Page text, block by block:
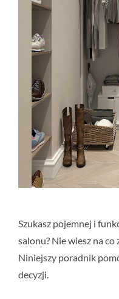
Szukasz pojemnej i
salonu? Nie wiesz na
Niniejszy poradnik
decyzji.